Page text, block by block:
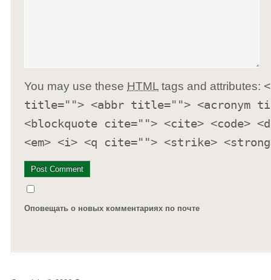
You may use these HTML tags and attributes:
title=""> <abbr title=""> <acronym
<blockquote cite=""> <cite> <code>
<em> <i> <q cite=""> <strike>
Оповещать о новых комментариях по почте